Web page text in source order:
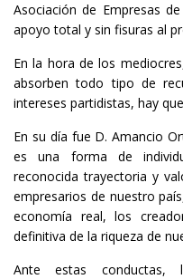
Asociación de Empresas
apoyo total y sin fisuras al
En la hora de los
absorben todo tipo de
intereses partidistas, hay
En su día fue D. Amancio
es una forma de
reconocida trayectoria y
empresarios de nuestro
economía real, los
definitiva de la riqueza de
Ante estas conductas,